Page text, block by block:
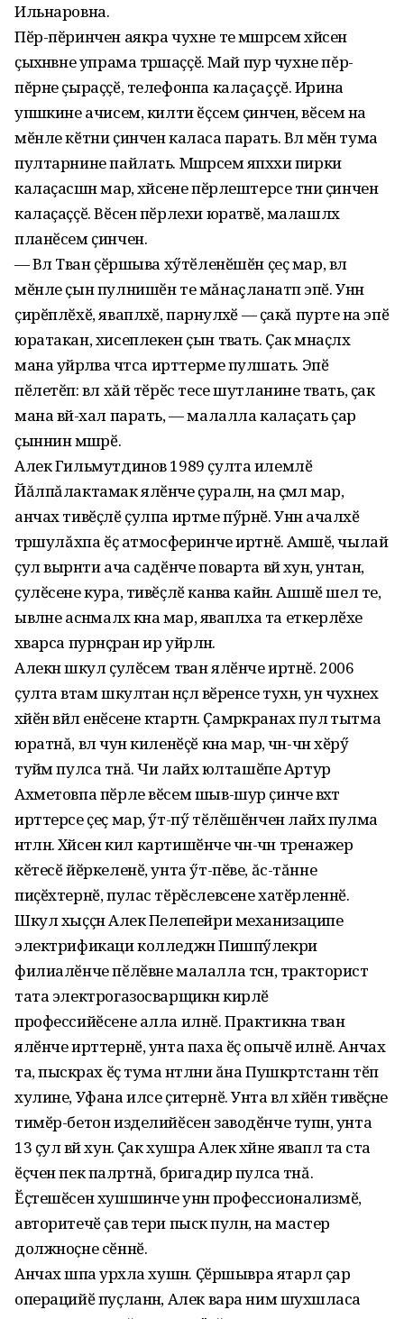
Ильнаровна.
Пӗр-пӗринчен аякра чухне те мӑшӑрсем хӑйсен
ҫыхӑнӑвне упрама тӑрӑшаҫҫӗ. Май пур чухне пĕр-
пĕрне ҫыраҫҫӗ, телефонпа калаçаççĕ. Ирина
упӑшкине ачисем, килти ӗҫсем ҫинчен, вӗсем ӑна
мӗнле кӗтни ҫинчен каласа парать. Вӑл мӗн тума
пултарнине пайлать. Мӑшӑрсем япӑххи пирки
калаҫасшӑн мар, хӑйсене пӗрлештерсе тӑни ҫинчен
калаҫаҫҫӗ. Вӗсен пӗрлехи юратӑвӗ, малашлӑх
планӗсем ҫинчен.
— Вӑл Тӑван ҫӗршыва хӳтӗленӗшӗн ҫеҫ мар, вӑл
мӗнле ҫын пулнишӗн те мăнаçланатӑп эпӗ. Унӑн
ҫирӗплӗхӗ, яваплӑхӗ, парӑнулӑхӗ — ҫакă пурте ӑна эпӗ
юратакан, хисеплекен ҫын тӑвать. Ҫак мӑнаҫлӑх
мана уйрӑлӑва чӑтса ирттерме пулӑшать. Эпӗ
пӗлетӗп: вӑл хăй тӗрӗс тесе шутланине тӑвать, ҫакӑ
мана вӑй-хал парать, — малалла калаҫать ҫар
ҫыннин мӑшӑрӗ.
Алек Гильмутдинов 1989 ҫулта илемлӗ
Йăлпăлактамак ялӗнче ҫуралнӑ, ӑна ҫӑмӑл мар,
анчах тивӗҫлӗ ҫулпа иртме пӳрнӗ. Унӑн ачалӑхӗ
тӑрӑшулăхпа ӗҫ атмосферинче иртнӗ. Амӑшӗ, чылай
ҫул вырӑнти ача садӗнче поварта вӑй хунӑ, унтан,
ҫулӗсене кура, тивӗҫлӗ канӑва кайнӑ. Ашшӗ шел те,
ывӑлне асӑнмалӑх кӑна мар, яваплӑха та еткерлӗхе
хӑварса пурнӑҫран ир уйрӑлнӑ.
Алекӑн шкул ҫулӗсем тӑван ялӗнче иртнӗ. 2006
ҫулта вӑтам шкултан ӑнӑҫлӑ вӗренсе тухнӑ, ун чухнех
хӑйӗн вӑйлӑ енӗсене кӑтартнӑ. Ҫамрӑкранах пулӑ тытма
юратнă, вӑл чун киленӗҫӗ кӑна мар, чӑн-чӑн хӗрӳ
туйӑм пулса тӑнă. Чи лайӑх юлташӗпе Артур
Ахметовпа пӗрле вӗсем шыв-шур ҫинче вӑхӑт
ирттерсе ҫеҫ мар, ӳт-пӳ тӗлӗшӗнчен лайӑх пулма
ӑнтӑлнӑ. Хӑйсен кил картишӗнче чӑн-чӑн тренажер
кӗтесӗ йӗркеленӗ, унта ӳт-пӗве, ăс-тăнне
пиҫӗхтернӗ, пулас тӗрӗслевсене хатӗрленнӗ.
Шкул хыҫҫӑн Алек Пелепейри механизаципе
электрификаци колледжӑн Пишпӳлекри
филиалӗнче пӗлӗвне малалла тӑснӑ, тракторист
тата электрогазосварщикӑн кирлӗ
профессийӗсене алла илнӗ. Практикӑна тӑван
ялӗнче ирттернӗ, унта паха ӗҫ опычӗ илнӗ. Анчах
та, пысӑкрах ӗҫ тума ӑнтӑлни ăна Пушкӑртстанӑн тӗп
хулине, Уфана илсе ҫитернӗ. Унта вӑл хӑйӗн тивӗҫне
тимӗр-бетон изделийӗсен заводӗнче тупнӑ, унта
13 ҫул вӑй хунӑ. Ҫак хушӑра Алек хӑйне яваплӑ та ӑста
ӗҫчен пек палӑртнă, бригадир пулса тӑнă.
Ӗҫтешӗсен хушшинче унӑн профессионализмӗ,
авторитечӗ ҫав тери пысӑк пулнӑ, ӑна мастер
должноҫне сӗннӗ.
Анчах шӑпа урӑхла хушнӑ. Ҫӗршывра ятарлӑ ҫар
операцийӗ пуҫланнӑ, Алек вара ним шухӑшласа